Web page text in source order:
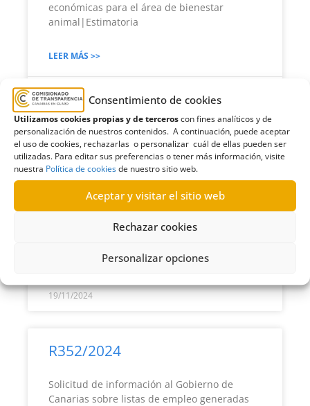
Consentimiento de cookies
Utilizamos cookies propias y de terceroscon fines analíticos y de
personalización de nuestros contenidos. A continuación, puede aceptar
el uso de cookies, rechazarlas o personalizar cuál de ellas pueden ser
utilizadas. Para editar sus preferencias o tener más información, visite
nuestra Política de cookiesde nuestro sitio web.
Aceptar y visitar el sitio web
Rechazar cookies
Personalizar opciones
económicas para el área de bienestar
animal|Estimatoria
LEER MÁS >>
19/11/2024
R386/2024
Solicitud de información al Ayuntamiento de
San Bartolomé de Tirajana en relación con el
área de bienestar animal|Estimatoria
19/11/2024
R352/2024
Solicitud de información al Gobierno de
Canarias sobre listas de empleo generadas